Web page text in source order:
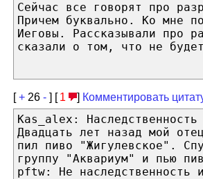
Сейчас все говорят про
Причем буквально. Ко мне
Иеговы. Рассказывали про
сказали о том, что не
[+ 26 - ] [ 1 ] Комментировать
Kas_alex: Наследственность
Двадцать лет назад мой
пил пиво "Жигулевское".
группу "Аквариум" и пью
pftw: Не наследственность